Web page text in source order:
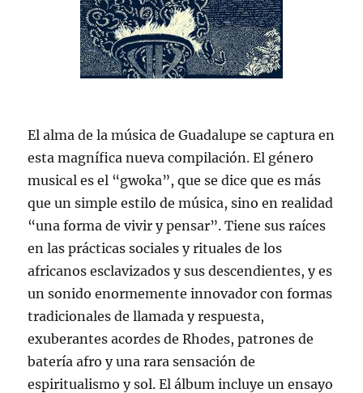
El alma de la música de Guadalupe se captura en
esta magnífica nueva compilación. El género
musical es el “gwoka”, que se dice que es más
que un simple estilo de música, sino en realidad
“una forma de vivir y pensar”. Tiene sus raíces
en las prácticas sociales y rituales de los
africanos esclavizados y sus descendientes, y es
un sonido enormemente innovador con formas
tradicionales de llamada y respuesta,
exuberantes acordes de Rhodes, patrones de
batería afro y una rara sensación de
espiritualismo y sol. El álbum incluye un ensayo